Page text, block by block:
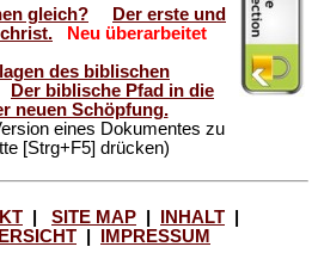
gleich?
Der erste und
Neu überarbeitet
des biblischen
Der biblische Pfad in die
neuen Schöpfung.
eines Dokumentes zu
[Strg+F5] drücken)
SITE MAP INHALT
IMPRESSUM